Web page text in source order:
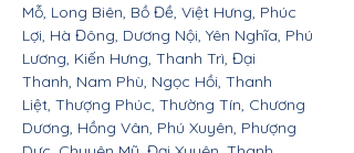
Mỗ, Long Biên, Bồ Đề, Việt Hưng, Phúc
Lợi, Hà Đông, Dương Nội, Yên Nghĩa, Phú
Lương, Kiến Hưng, Thanh Trì, Đại
Thanh, Nam Phù, Ngọc Hồi, Thanh
Liệt, Thượng Phúc, Thường Tín, Chương
Dương, Hồng Vân, Phú Xuyên, Phượng